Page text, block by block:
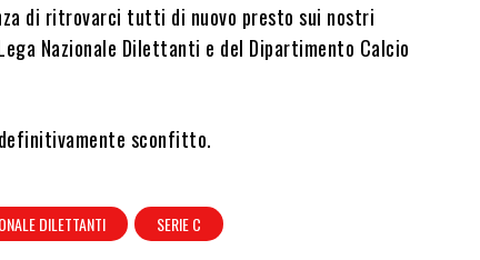
di ritrovarci tutti di nuovo presto sui nostri
Nazionale Dilettanti e del Dipartimento Calcio
sconfitto.
DILETTANTI SERIE C